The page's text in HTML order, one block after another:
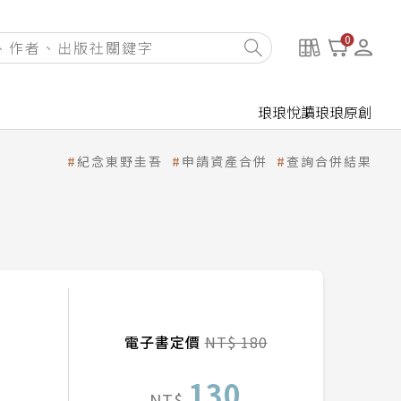
0
琅琅悅讀琅琅原創
紀念東野圭吾 申請資產合併 查詢合併結果
電子書定價NT$ 180